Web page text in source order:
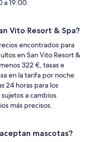
a 19:00.
Vito Resort & Spa?
encontrados para
en San Vito Resort &
322 €, tasas e
en la tarifa por noche
24 horas para los
a cambios.
más precisos.
mascotas?